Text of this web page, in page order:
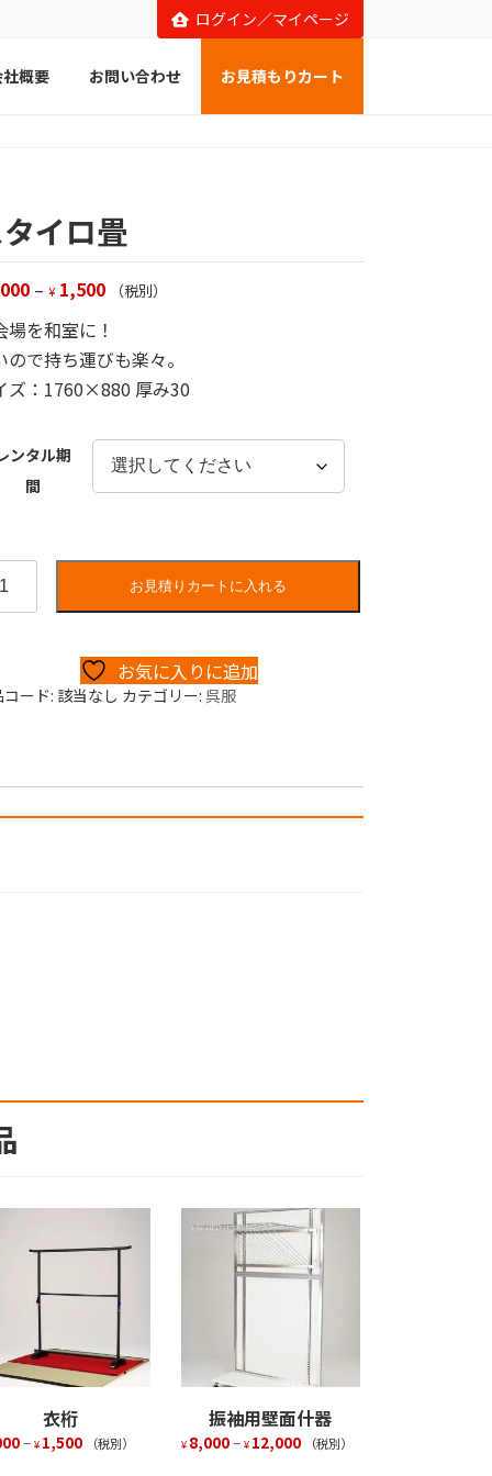
ログイン／マイページ
概要 お問い合わせ お見積もりカート
イロ畳
–¥ 1,500 （税別）
場を和室に！
ので持ち運びも楽々。
ズ：1760×880 厚み30
ンタル期
間
お見積りカートに入れる
お気に入りに追加
コード: 該当なし カテゴリー:呉服
衣桁
– ¥ 1,500 （税別）
振袖用壁面什器
¥ 8,000– ¥ 12,000 （税別）